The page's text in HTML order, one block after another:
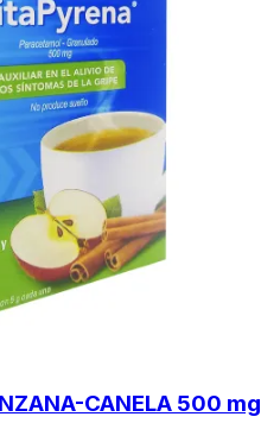
CANELA 500 mg